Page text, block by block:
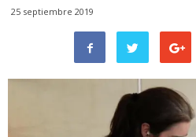
25 septiembre 2019